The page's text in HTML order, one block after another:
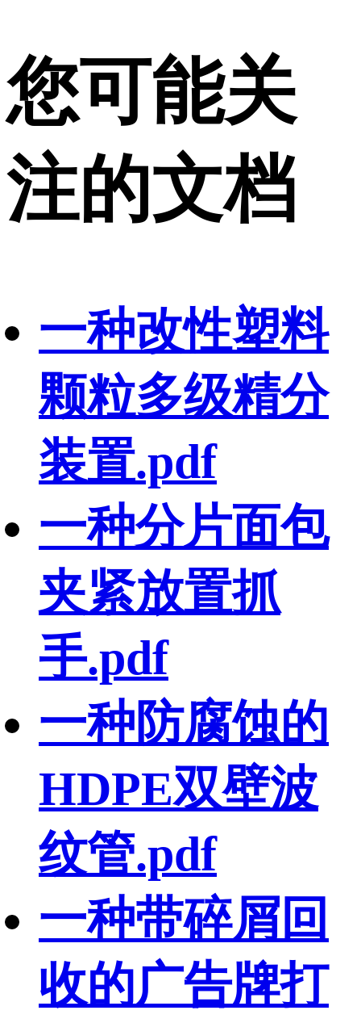
您可能关
注的文档
一种改性塑料
颗粒多级精分
装置.pdf
一种分片面包
夹紧放置抓
手.pdf
一种防腐蚀的
HDPE双壁波
纹管.pdf
一种带碎屑回
收的广告牌打